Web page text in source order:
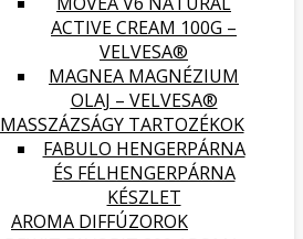
ACTIVE CREAM 100G –
VELVESA®
MAGNEA MAGNÉZIUM
OLAJ – VELVESA®
MASSZÁZSÁGY TARTOZÉKOK
FABULO HENGERPÁRNA
ÉS FÉLHENGERPÁRNA
KÉSZLET
AROMA DIFFÚZOROK